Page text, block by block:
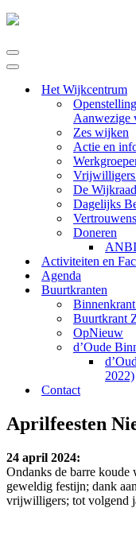
Navigatie
Menu
Navigatie
Het Wijkcentrum
Aanwezige
Zes wijken
Actie en
Vrijwilligers
De Wijkraad
Dagelijks
Doneren
ANBI
Activiteiten en
Agenda
Buurtkranten
Buurtkrant
OpNieuw
d’Oude
2022)
Contact
Aprilfeesten
24 april 2024:
Ondanks de barre koude
geweldig festijn; dank
vrijwilligers; tot volgend